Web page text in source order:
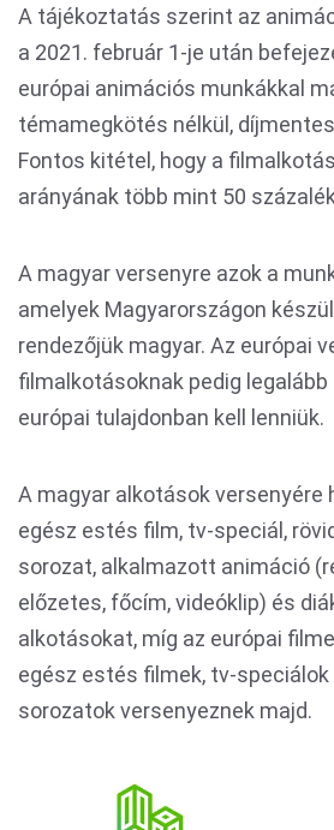
A tájékoztatás szerint az
a 2021. február 1-je után
európai animációs munkákkal
témamegkötés nélkül,
Fontos kitétel, hogy a
arányának több mint 50
A magyar versenyre azok a
amelyek Magyarországon
rendezőjük magyar. Az európai
filmalkotásoknak pedig legalább
európai tulajdonban kell lenniük.
A magyar alkotások versenyére
egész estés film, tv-speciál,
sorozat, alkalmazott animáció
előzetes, főcím, videóklip) és
alkotásokat, míg az európai
egész estés filmek, tv-
sorozatok versenyeznek majd.